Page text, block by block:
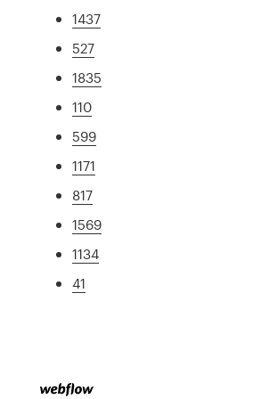
1437
527
1835
110
599
1171
817
1569
1134
41